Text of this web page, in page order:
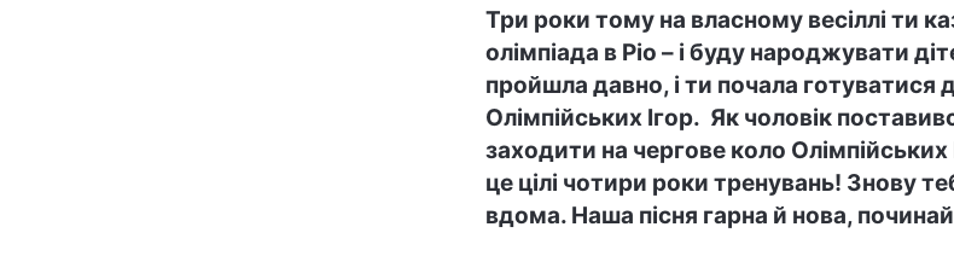
Три роки тому на власному весіллі ти
олімпіада в Ріо – і буду народжувати
пройшла давно, і ти почала готуватися
Олімпійських Ігор. Як чоловік
заходити на чергове коло
це цілі чотири роки тренувань! Знову
вдома. Наша пісня гарна й нова,